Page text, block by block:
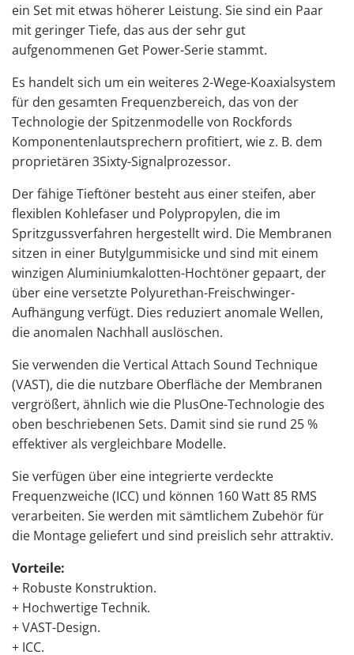
ein Set mit etwas höherer Leistung. Sie sind ein Paar
mit geringer Tiefe, das aus der sehr gut
aufgenommenen Get Power-Serie stammt.
Es handelt sich um ein weiteres 2-Wege-Koaxialsystem
für den gesamten Frequenzbereich, das von der
Technologie der Spitzenmodelle von Rockfords
Komponentenlautsprechern profitiert, wie z. B. dem
proprietären 3Sixty-Signalprozessor.
Der fähige Tieftöner besteht aus einer steifen, aber
flexiblen Kohlefaser und Polypropylen, die im
Spritzgussverfahren hergestellt wird. Die Membranen
sitzen in einer Butylgummisicke und sind mit einem
winzigen Aluminiumkalotten-Hochtöner gepaart, der
über eine versetzte Polyurethan-Freischwinger-
Aufhängung verfügt. Dies reduziert anomale Wellen,
die anomalen Nachhall auslöschen.
Sie verwenden die Vertical Attach Sound Technique
(VAST), die die nutzbare Oberfläche der Membranen
vergrößert, ähnlich wie die PlusOne-Technologie des
oben beschriebenen Sets. Damit sind sie rund 25 %
effektiver als vergleichbare Modelle.
Sie verfügen über eine integrierte verdeckte
Frequenzweiche (ICC) und können 160 Watt 85 RMS
verarbeiten. Sie werden mit sämtlichem Zubehör für
die Montage geliefert und sind preislich sehr attraktiv.
Vorteile:
+ Robuste Konstruktion.
+ Hochwertige Technik.
+ VAST-Design.
+ ICC.